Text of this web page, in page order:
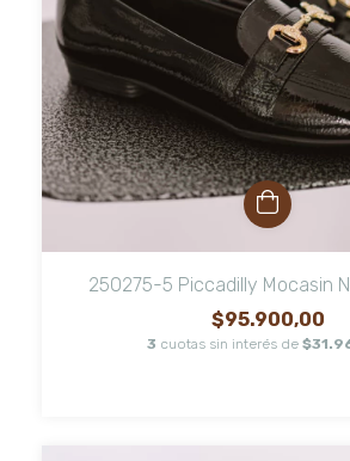
250275-5 Piccadilly Mocasin
$95.900,00
3 cuotas sin interés de